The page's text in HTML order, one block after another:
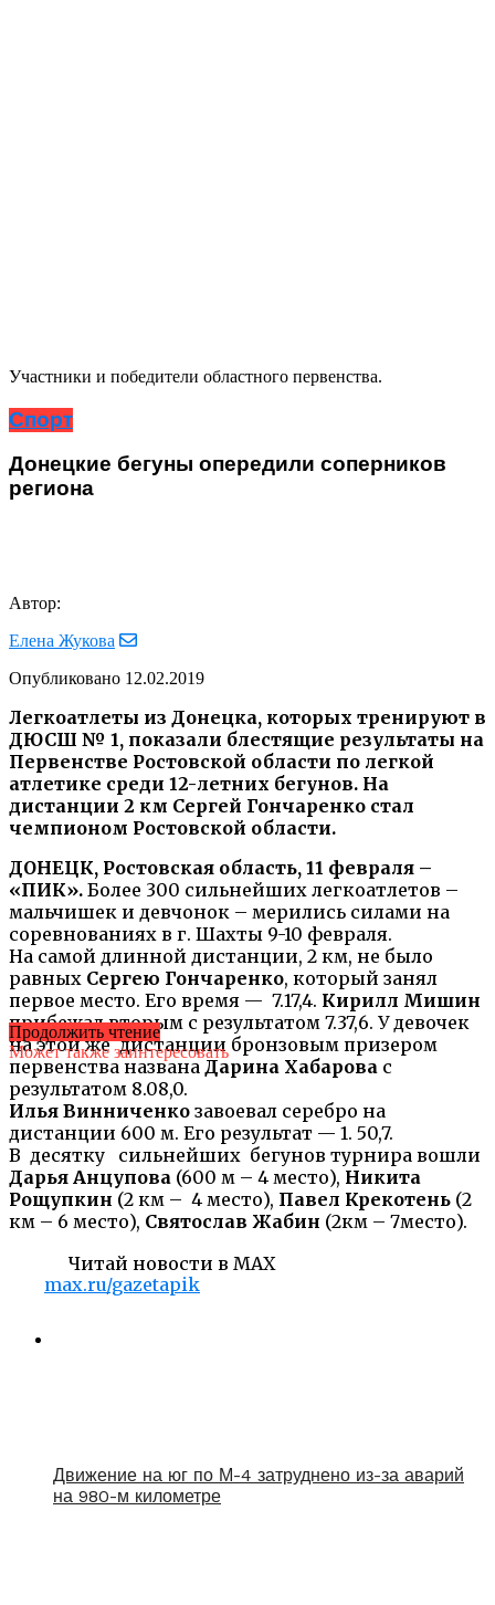
Участники и победители областного первенства.
Спорт
Донецкие бегуны опередили соперников
региона
Автор:
Елена Жукова
Опубликовано 12.02.2019
Легкоатлеты из Донецка, которых тренируют в
ДЮСШ № 1, показали блестящие результаты на
Первенстве Ростовской области по легкой
атлетике среди 12-летних бегунов. На
дистанции 2 км Сергей Гончаренко стал
чемпионом Ростовской области.
ДОНЕЦК, Ростовская область, 11 февраля –
«ПИК». Более 300 сильнейших легкоатлетов –
мальчишек и девчонок – мерились силами на
соревнованиях в г. Шахты 9-10 февраля.
На самой длинной дистанции, 2 км, не было
равных Сергею Гончаренко, который занял
первое место. Его время — 7.17,4. Кирилл Мишин
прибежал вторым с результатом 7.37,6. У девочек
на этой же дистанции бронзовым призером
первенства названа Дарина Хабарова с
результатом 8.08,0.
Илья Винниченко завоевал серебро на
дистанции 600 м. Его результат — 1. 50,7.
В десятку сильнейших бегунов турнира вошли
Дарья Анцупова (600 м – 4 место), Никита
Рощупкин (2 км – 4 место), Павел Крекотень (2
км – 6 место), Святослав Жабин (2км – 7место).
Читай новости в MAX
max.ru/gazetapik
Продолжить чтение
Может также заинтересовать
Движение на юг по М-4 затруднено из-за аварий
на 980-м километре